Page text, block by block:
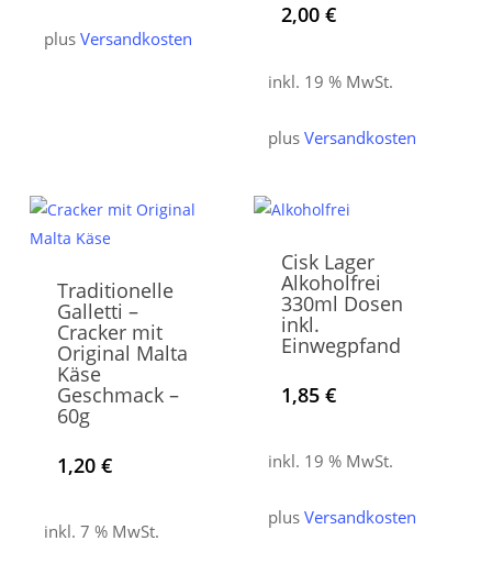
plus Versandkosten
2,00€
inkl. 19 % MwSt.
plusVersandkosten
Traditionelle
Galletti –
Cracker mit
Original Malta
Käse
Geschmack –
60g
1,20 €
inkl. 7 % MwSt.
Cisk Lager
Alkoholfrei
330ml Dosen
inkl.
Einwegpfand
1,85€
inkl. 19 % MwSt.
plusVersandkosten